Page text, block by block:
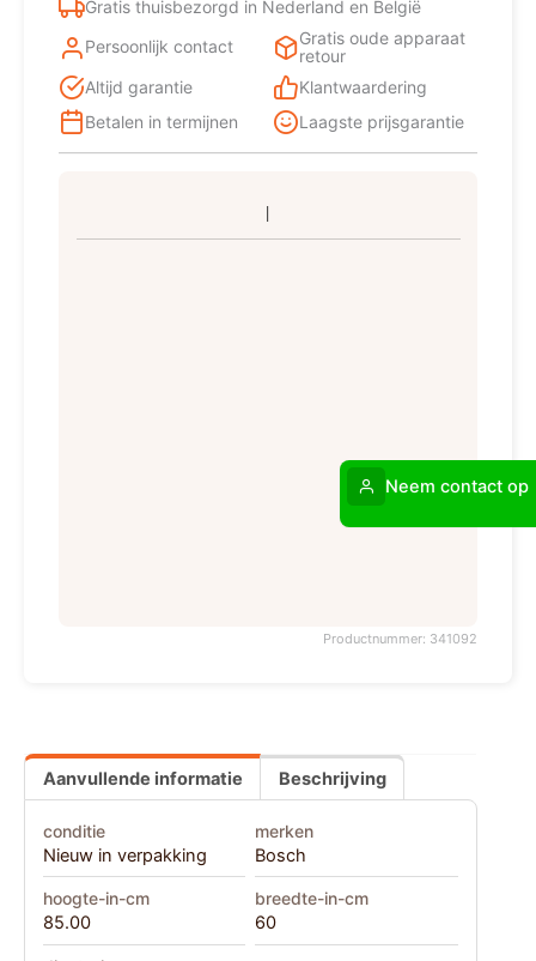
Gratis thuisbezorgd in Nederland en België
Persoonlijk contact
Gratis oude apparaat
retour
Altijd garantie
Klantwaardering
Betalen in termijnen
Laagste prijsgarantie
Productnummer: 341092
Aanvullende informatie Beschrijving
conditie
Nieuw in verpakking
merken
Bosch
hoogte-in-cm
85.00
breedte-in-cm
60
Neem contact op